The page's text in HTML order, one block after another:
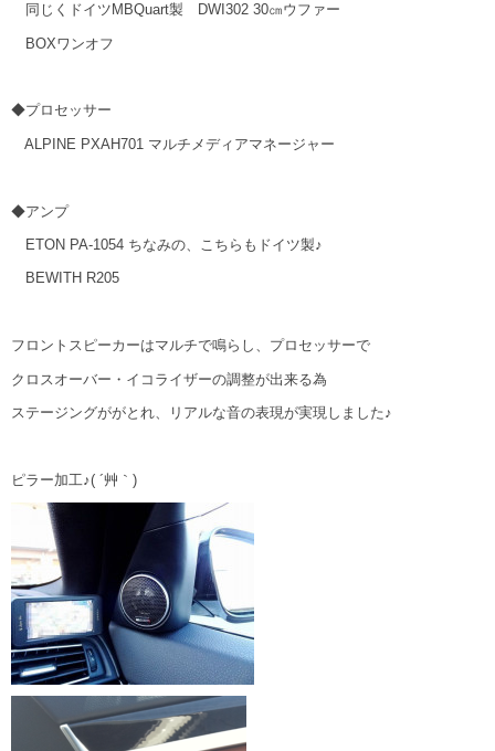
同じくドイツMBQuart製 DWI302 30㎝ウファー
BOXワンオフ
◆プロセッサー
ALPINE PXAH701 マルチメディアマネージャー
◆アンプ
ETON PA-1054 ちなみの、こちらもドイツ製♪
BEWITH R205
フロントスピーカーはマルチで鳴らし、プロセッサーで
クロスオーバー・イコライザーの調整が出来る為
ステージングががとれ、リアルな音の表現が実現しました♪
ピラー加工♪( ´艸｀)